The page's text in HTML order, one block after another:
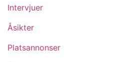
Intervjuer
Åsikter
Platsannonser